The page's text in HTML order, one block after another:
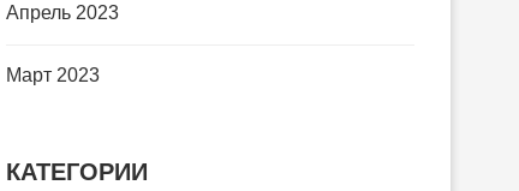
Апрель 2023
Март 2023
КАТЕГОРИИ